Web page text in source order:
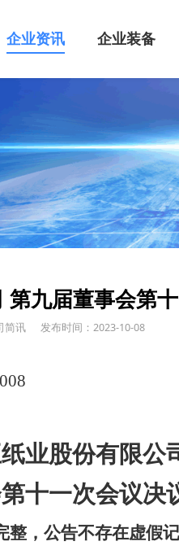
企业资讯 企业装备
九届董事会第
简讯 发布时间：2023-10-08
业股份有限公
十一次会议决
，公告不存在虚假